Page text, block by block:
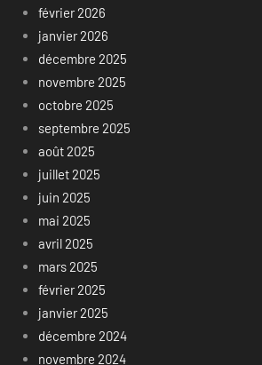
février 2026
janvier 2026
décembre 2025
novembre 2025
octobre 2025
septembre 2025
août 2025
juillet 2025
juin 2025
mai 2025
avril 2025
mars 2025
février 2025
janvier 2025
décembre 2024
novembre 2024